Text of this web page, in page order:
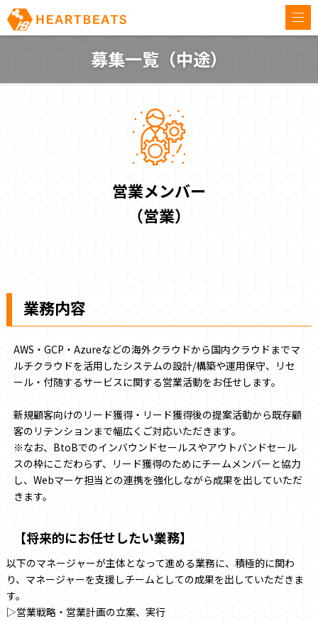
募集一覧（中途）
営業メンバー
（営業）
業務内容
AWS・GCP・Azureなどの海外クラウドから国内クラウドまでマ
ルチクラウドを活用したシステムの設計/構築や運用保守、リセ
ール・付随するサービスに関する営業活動をお任せします。
新規顧客向けのリード獲得・リード獲得後の提案活動から既存顧
客のリテンションまで幅広くご対応いただきます。
※なお、BtoBでのインバウンドセールスやアウトバンドセール
スの枠にこだわらず、リード獲得のためにチームメンバーと協力
し、Webマーケ担当との連携を強化しながら成果を出していただ
きます。
【将来的にお任せしたい業務】
以下のマネージャーが主体となって進める業務に、積極的に関わ
り、マネージャーを支援しチームとしての成果を出していただきま
す。
▷営業戦略・営業計画の立案、実行